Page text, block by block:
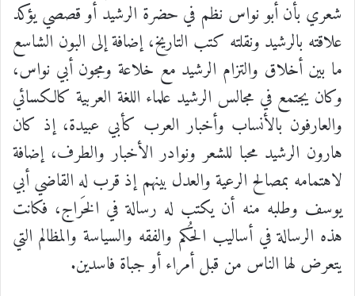
شعري بأن أبو نواس نظم في حضرة الرشيد أو قصصي يؤكد
علاقته بالرشيد ونقلته كتب التاريخ، إضافة إلى البون الشاسع
ما بين أخلاق والتزام الرشيد مع خلاعة ومجون أبي نواس،
وكان يجتمع في مجالس الرشيد علماء اللغة العربية كالكسائي
والعارفون بالأنساب وأخبار العرب كأبي عبيدة، إذ كان
هارون الرشيد محبا للشعر ونوادر الأخبار والطرف، إضافة
لاهتمامه بمصالح الرعية والعدل بينهم إذ قرب له القاضي أبي
يوسف وطلبه منه أن يكتب له رسالة في الخَراج، فكانت
هذه الرسالة في أساليب الحُكم والفقه والسياسة والمظالم التي
يتعرض لها الناس من قبل أمراء أو جباة فاسدين.